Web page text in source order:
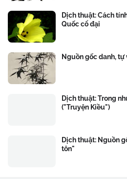
Dịch thuật: Cách
Quốc cổ đại
Nguồn gốc danh, tự
Dịch thuật: Trong
("Truyện Kiều")
Dịch thuật: Nguồn
tôn"